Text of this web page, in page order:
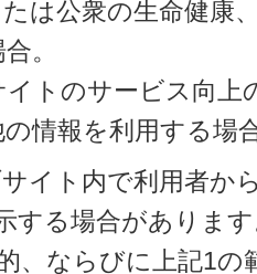
は公衆の生命健康
。
トのサービス向上
情報を利用する場
イト内で利用者か
する場合がありま
、ならびに上記1の